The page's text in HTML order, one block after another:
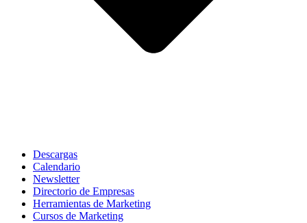
Descargas
Calendario
Newsletter
Directorio de Empresas
Herramientas de Marketing
Cursos de Marketing